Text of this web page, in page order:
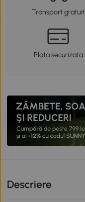
Transport gratuit
Plata securizata
Descriere